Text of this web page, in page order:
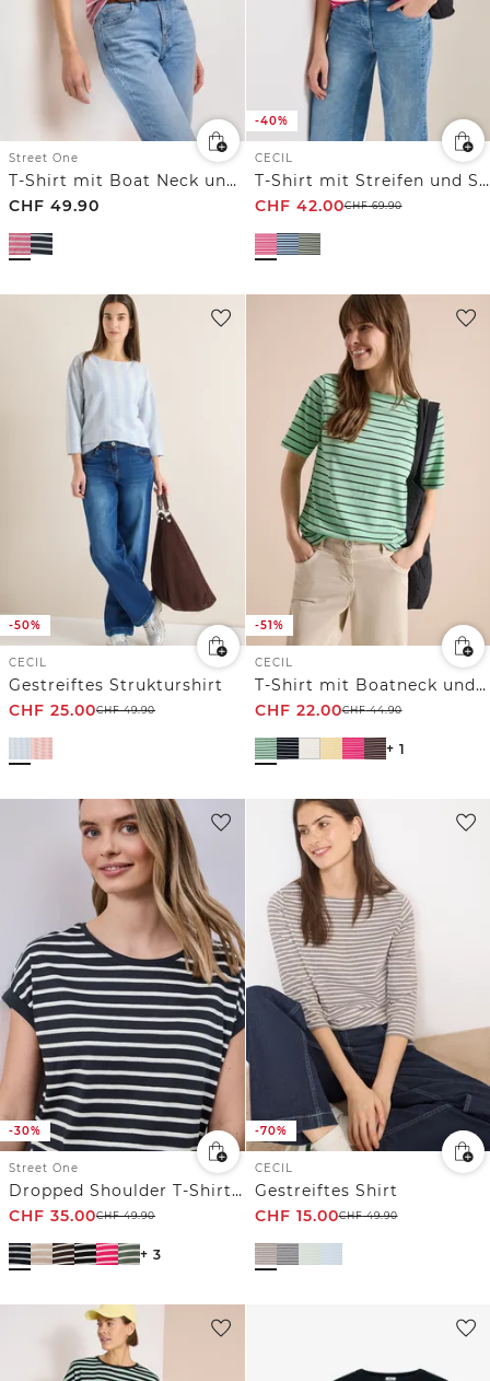
Street One
T-Shirt mit Boat Neck und Streifen
CHF 49.90
-40%
CECIL
T-Shirt mit Streifen und Struktur
CHF 42.00CHF69.90
-50%
CECIL
Gestreiftes Strukturshirt
CHF 25.00CHF49.90
-51%
CECIL
T-Shirt mit Boatneck und Streifen
CHF 22.00CHF44.90
+ 1
-30%
Street One
Dropped Shoulder T-Shirt mit Streifen
CHF 35.00CHF49.90
+ 3
-70%
CECIL
Gestreiftes Shirt
CHF 15.00CHF49.90